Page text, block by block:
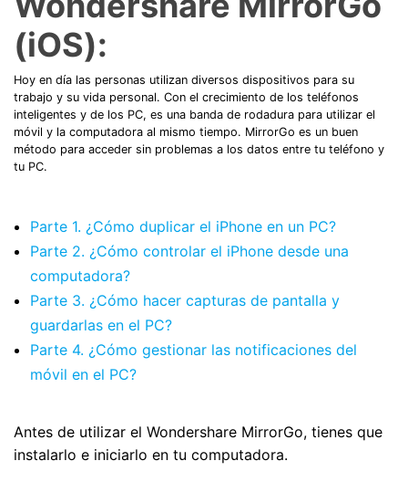
(iOS):
Hoy en día las personas utilizan diversos dispositivos para su
trabajo y su vida personal. Con el crecimiento de los teléfonos
inteligentes y de los PC, es una banda de rodadura para utilizar el
móvil y la computadora al mismo tiempo. MirrorGo es un buen
método para acceder sin problemas a los datos entre tu teléfono y
tu PC.
Parte 1. ¿Cómo duplicar el iPhone en un PC?
Parte 2. ¿Cómo controlar el iPhone desde una
computadora?
Parte 3. ¿Cómo hacer capturas de pantalla y
guardarlas en el PC?
Parte 4. ¿Cómo gestionar las notificaciones del
móvil en el PC?
Antes de utilizar el Wondershare MirrorGo, tienes que
instalarlo e iniciarlo en tu computadora.